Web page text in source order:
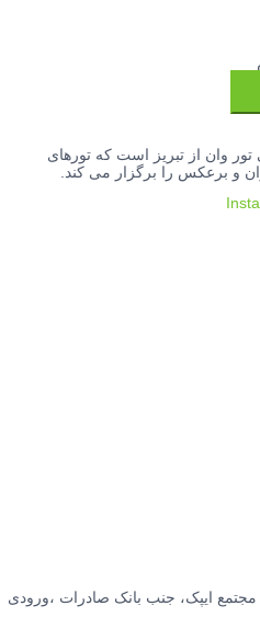
وان از تبریز است که تورهای
و برعکس را برگزار می کند.
مجتمع ایپک، جنب بانک صادرات ،ورودی